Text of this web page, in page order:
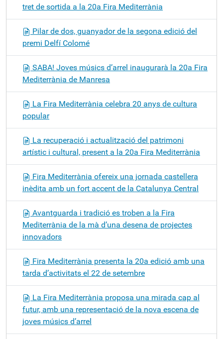
tret de sortida a la 20a Fira Mediterrània
Pilar de dos, guanyador de la segona edició del
premi Delfí Colomé
SABA! Joves músics d’arrel inaugurarà la 20a Fira
Mediterrània de Manresa
La Fira Mediterrània celebra 20 anys de cultura
popular
La recuperació i actualització del patrimoni
artístic i cultural, present a la 20a Fira Mediterrània
Fira Mediterrània ofereix una jornada castellera
inèdita amb un fort accent de la Catalunya Central
Avantguarda i tradició es troben a la Fira
Mediterrània de la mà d’una desena de projectes
innovadors
Fira Mediterrània presenta la 20a edició amb una
tarda d’activitats el 22 de setembre
La Fira Mediterrània proposa una mirada cap al
futur, amb una representació de la nova escena de
joves músics d’arrel